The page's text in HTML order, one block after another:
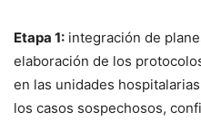
Etapa 1: integración de
elaboración de los
en las unidades
los casos sospechosos,